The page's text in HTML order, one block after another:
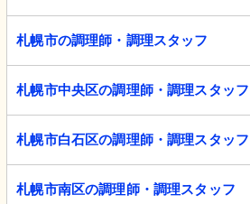
札幌市の調理師・調理スタッフ
札幌市中央区の調理師・調理スタッフ
札幌市白石区の調理師・調理スタッフ
札幌市南区の調理師・調理スタッフ